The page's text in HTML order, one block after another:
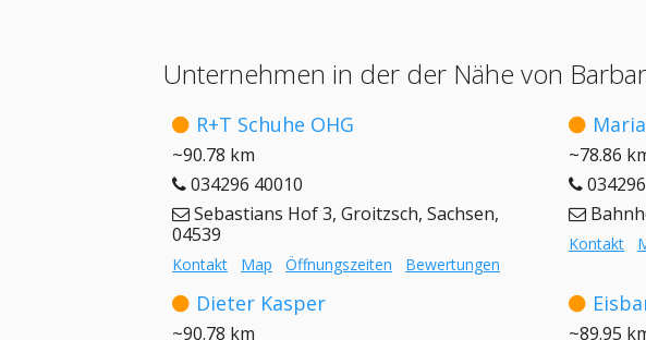
Unternehmen in der der Nähe von
R+T Schuhe OHG
~90.78 km
034296 40010
Sebastians Hof 3, Groitzsch, Sachsen,
04539
Kontakt Map Öffnungszeiten Bewertungen
~78.86
Kontakt
Dieter Kasper
~90.78 km ~89.95